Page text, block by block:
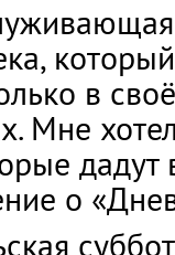
в
Мне
о